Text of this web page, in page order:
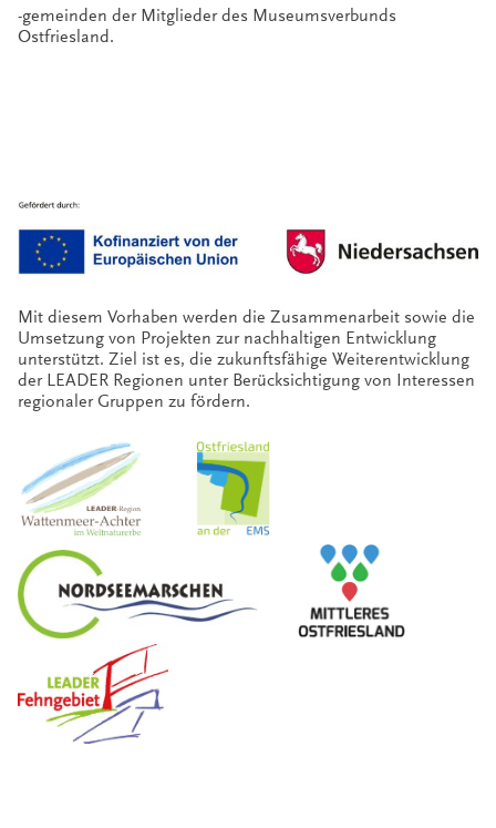
-gemeinden der Mitglieder des Museumsverbunds
Ostfriesland.
Mit diesem Vorhaben werden die Zusammenarbeit sowie die
Umsetzung von Projekten zur nachhaltigen Entwicklung
unterstützt. Ziel ist es, die zukunftsfähige Weiterentwicklung
der LEADER Regionen unter Berücksichtigung von Interessen
regionaler Gruppen zu fördern.